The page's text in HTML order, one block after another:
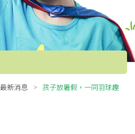
最新消息 孩子放暑假，一同羽球趣